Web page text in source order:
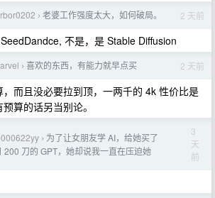
› 老婆工作强度太大，如何破局。 2 天前
不是，是 Stable Diffusion
› 喜欢的东西，有能力就早点买 2 天前
而且没必要拉到顶，一两千的 4k 性价比是
算的话另当别论。
› 为了让女朋友学 AI，给她买了
200 刀的 GPT，她却说我一直在压迫她
3
天
前